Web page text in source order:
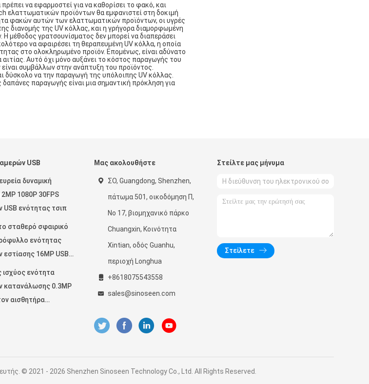
να εφαρμοστεί για να καθορίσει το φακό, και
ελαττωματικών προϊόντων θα εμφανιστεί στη δοκιμή
φακών αυτών των ελαττωματικών προϊόντων, οι υγρές
διανομής της UV κόλλας, και η γρήγορα διαμορφωμένη
μέθοδος γρατσουνίσματος δεν μπορεί να διαπεράσει
να αφαιρέσει τη θεραπευμένη UV κόλλα, η οποία
στο ολοκληρωμένο προϊόν. Επομένως, είναι αδύνατο
Αυτό όχι μόνο αυξάνει το κόστος παραγωγής του
συμβάλλων στην ανάπτυξη του προϊόντος.
δύσκολο να την παραγωγή της υπόλοιπης UV κόλλας.
παραγωγής είναι μια σημαντική πρόκληση για
USB
δυναμική
1080P 30FPS
USB ενότητας τσιπ
σταθερό σφαιρικό
ενότητας
εστίασης 16MP USB
αναγνώριση προσώπου
ισχύος ενότητα
κατανάλωσης 0.3MP
αισθητήρα
Μας ακολουθήστε
ΣΟ, Guangdong, Shenzhen,
πάτωμα 501, οικοδόμηση Π,
Νο 17, βιομηχανικό πάρκο
Chuangxin, Κοινότητα
Xintian, οδός Guanhu,
περιοχή Longhua
+8618075543558
sales@sinoseen.com
Στείλτε μας μήνυμα
Στείλετε
© 2021 - 2026 Shenzhen Sinoseen Technology Co., Ltd. All Rights Reserved.